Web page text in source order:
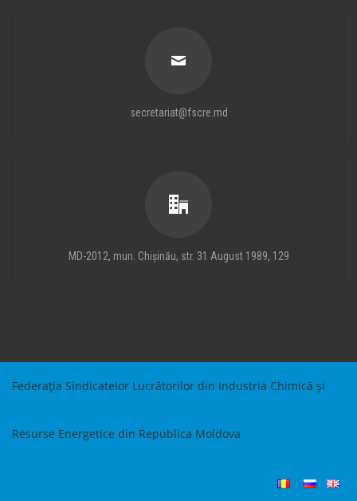
secretariat@fscre.md
MD-2012, mun. Chișinău, str. 31 August 1989, 129
Federația Sindicatelor Lucrătorilor din Industria Chimică și
Resurse Energetice din Republica Moldova